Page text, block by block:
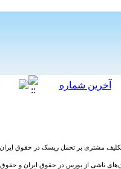
بر تحمل ریسک در حقوق ایران و اینکوترمز 2010
ناشی از بورس در حقوق ایران و حقوق آمریکا و